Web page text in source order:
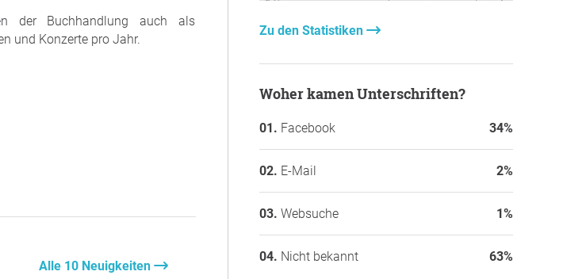
der Buchhandlung auch als
und Konzerte pro Jahr.
Alle 10 Neuigkeiten
Zu den Statistiken
Woher kamen Unterschriften?
Facebook 34%
E-Mail 2%
Websuche 1%
Nicht bekannt 63%